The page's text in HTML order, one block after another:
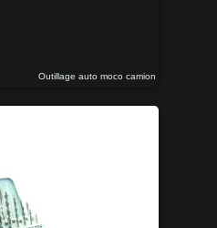
Outillage auto moco camion